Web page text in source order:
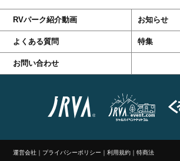
RVパーク紹介動画 お知らせ
よくある質問 特集
お問い合わせ
運営会社 ｜ プライバシーポリシー ｜利用規約 ｜特商法